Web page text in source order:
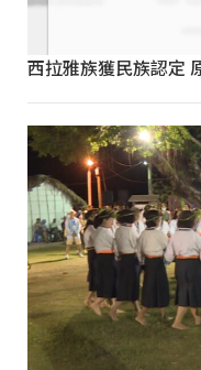
西拉雅族獲民族認定